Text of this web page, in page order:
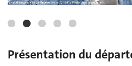
Présentation du